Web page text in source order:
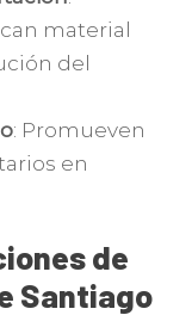
material
del
: Promueven
en
de
Santiago